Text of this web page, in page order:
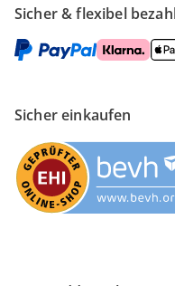
Sicher & flexibel
Sicher einkaufen